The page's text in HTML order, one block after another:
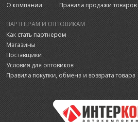
О компании
Правила продажи товаров
ПАРТНЕРАМ И ОПТОВИКАМ
Как стать партнером
Магазины
Поставщики
Условия для оптовиков
Правила покупки, обмена и возврата товара